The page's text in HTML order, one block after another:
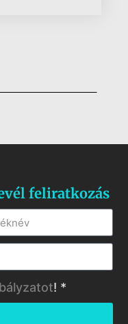
feliratkozás
! *